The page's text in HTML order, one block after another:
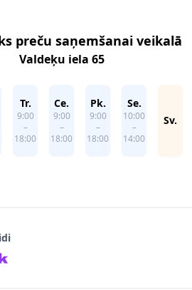
preču saņemšanai veikalā
Valdeķu iela 65
Tr.
9:00
–
18:00
Ce.
9:00
–
18:00
Pk.
9:00
–
18:00
Se.
10:00
–
14:00
Sv.